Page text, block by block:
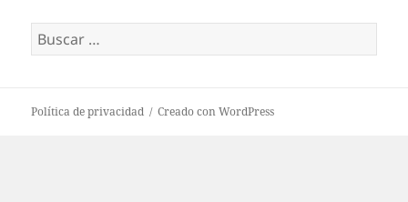
Buscar:
Política de privacidad Creado con WordPress